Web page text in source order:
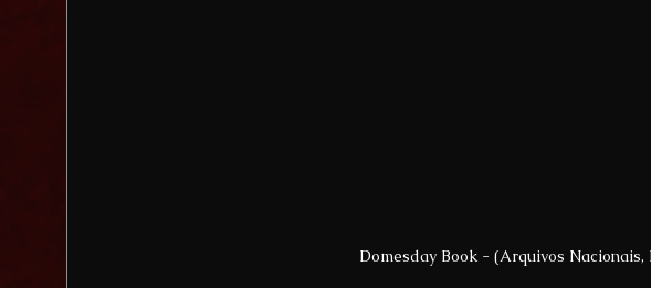
Domesday Book - (Arquivos Nacionais,